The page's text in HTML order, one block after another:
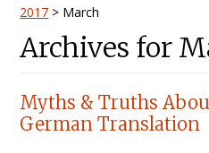
2017 > March
Archives for
Myths & Truths
German Translation
Primary
Sidebar